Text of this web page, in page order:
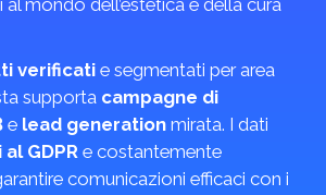
al mondo dell’estetica e della cura
verificati e segmentati per area
supporta campagne di
e lead generation mirata. I dati
GDPRe costantemente
comunicazioni efficaci con i